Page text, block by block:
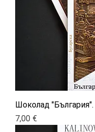
Шоколад "България".
Цена
7,00 €